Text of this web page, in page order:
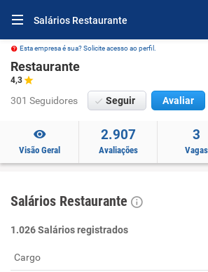
Salários Restaurante
Esta empresa é sua? Solicite acesso ao perfil.
Restaurante
4,3
301 Seguidores Seguir Avaliar
Visão Geral
2.907
Avaliações
3
Vagas
Salários Restaurante
1.026 Salários registrados
Cargo